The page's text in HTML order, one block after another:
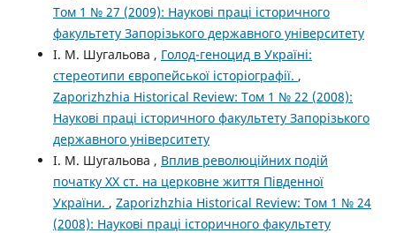
Том 1 № 27 (2009): Наукові праці історичного
факультету Запорізького державного університету
І. М. Шугальова , Голод-геноцид в Україні:
стереотипи європейської історіографії. ,
Zaporizhzhia Historical Review: Том 1 № 22 (2008):
Наукові праці історичного факультету Запорізького
державного університету
І. М. Шугальова , Вплив революційних подій
початку ХХ ст. на церковне життя Південної
України. , Zaporizhzhia Historical Review: Том 1 № 24
(2008): Наукові праці історичного факультету